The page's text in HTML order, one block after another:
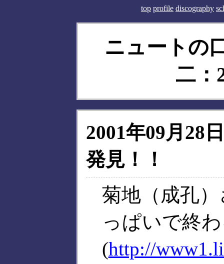
top profile discography
ニュートの
二：
2001年09月28
発見！！
菊地（成孔
っぱいで終
(http://